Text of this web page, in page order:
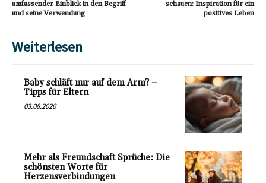
umfassender Einblick in den Begriff
und seine Verwendung
schauen: Inspiration für ein
positives Leben
Weiterlesen
Baby schläft nur auf dem Arm? –
Tipps für Eltern
03.08.2026
Mehr als Freundschaft Sprüche: Die
schönsten Worte für
Herzensverbindungen